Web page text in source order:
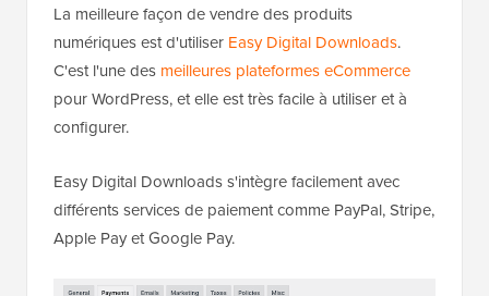
La meilleure façon de vendre des produits
numériques est d'utiliser Easy Digital Downloads.
C'est l'une des meilleures plateformes eCommerce
pour WordPress, et elle est très facile à utiliser et à
configurer.
Easy Digital Downloads s'intègre facilement avec
différents services de paiement comme PayPal, Stripe,
Apple Pay et Google Pay.